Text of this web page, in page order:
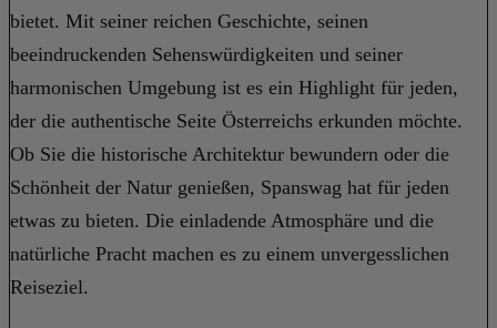
bietet. Mit seiner reichen Geschichte, seinen
beeindruckenden Sehenswürdigkeiten und seiner
harmonischen Umgebung ist es ein Highlight für jeden,
der die authentische Seite Österreichs erkunden möchte.
Ob Sie die historische Architektur bewundern oder die
Schönheit der Natur genießen, Spanswag hat für jeden
etwas zu bieten. Die einladende Atmosphäre und die
natürliche Pracht machen es zu einem unvergesslichen
Reiseziel.